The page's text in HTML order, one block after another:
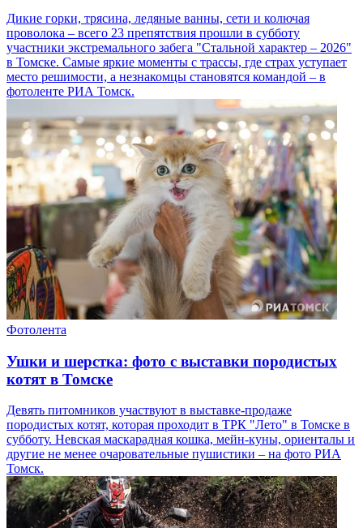
Дикие горки, трясина, ледяные ванны, сети и колючая
проволока – всего 23 препятствия прошли в субботу
участники экстремального забега "Стальной характер – 2026"
в Томске. Самые яркие моменты с трассы, где страх уступает
место решимости, а незнакомцы становятся командой – в
фотоленте РИА Томск.
Фотолента
Ушки и шерстка: фото с выставки породистых
котят в Томске
Девять питомников участвуют в выставке-продаже
породистых котят, которая проходит в ТРК "Лето" в Томске в
субботу. Невская маскарадная кошка, мейн-куны, ориенталы и
другие не менее очаровательные пушистики – на фото РИА
Томск.